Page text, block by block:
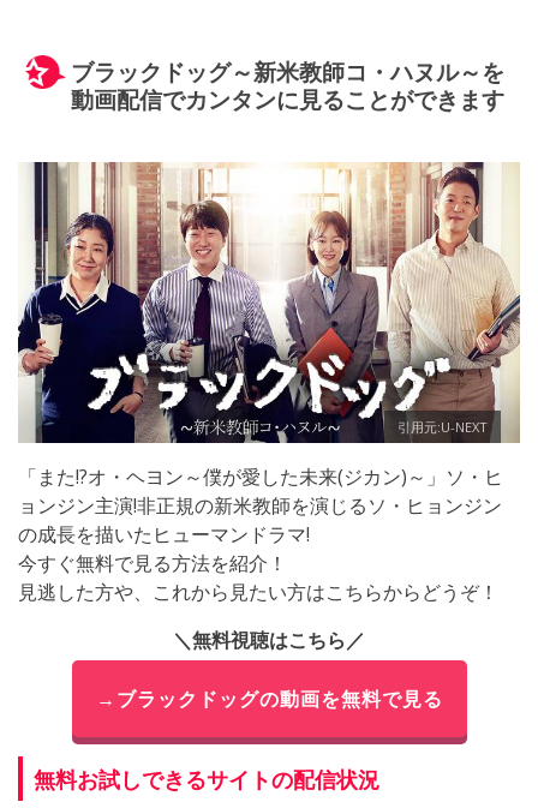
ブラックドッグ～新米教師コ・ハヌル～を
動画配信でカンタンに見ることができます
引用元:U-NEXT
「また!?オ・ヘヨン～僕が愛した未来(ジカン)～」ソ・ヒ
ョンジン主演!非正規の新米教師を演じるソ・ヒョンジン
の成長を描いたヒューマンドラマ!
今すぐ無料で見る方法を紹介！
見逃した方や、これから見たい方はこちらからどうぞ！
＼無料視聴はこちら／
→ブラックドッグの動画を無料で見る
無料お試しできるサイトの配信状況